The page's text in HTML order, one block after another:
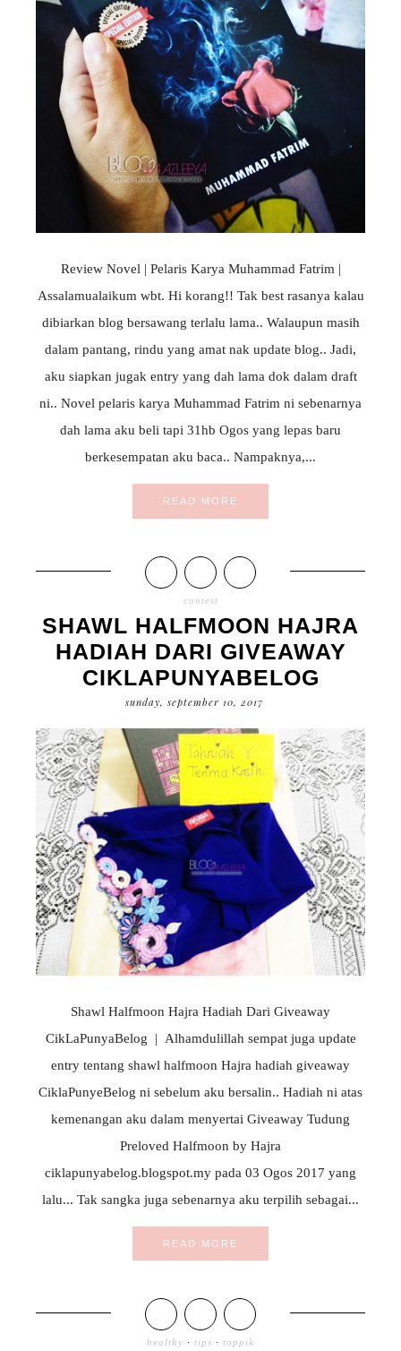
Review Novel | Pelaris Karya Muhammad Fatrim |
Assalamualaikum wbt. Hi korang!! Tak best rasanya kalau
dibiarkan blog bersawang terlalu lama.. Walaupun masih
dalam pantang, rindu yang amat nak update blog.. Jadi,
aku siapkan jugak entry yang dah lama dok dalam draft
ni.. Novel pelaris karya Muhammad Fatrim ni sebenarnya
dah lama aku beli tapi 31hb Ogos yang lepas baru
berkesempatan aku baca.. Nampaknya,...
READ MORE
contest
SHAWL HALFMOON HAJRA
HADIAH DARI GIVEAWAY
CIKLAPUNYABELOG
sunday, september 10, 2017
Shawl Halfmoon Hajra Hadiah Dari Giveaway
CikLaPunyaBelog | Alhamdulillah sempat juga update
entry tentang shawl halfmoon Hajra hadiah giveaway
CiklaPunyeBelog ni sebelum aku bersalin.. Hadiah ni atas
kemenangan aku dalam menyertai Giveaway Tudung
Preloved Halfmoon by Hajra
ciklapunyabelog.blogspot.my pada 03 Ogos 2017 yang
lalu... Tak sangka juga sebenarnya aku terpilih sebagai...
READ MORE
healthy · tips · toppik